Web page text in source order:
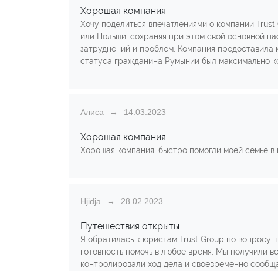
Хорошая компания
Хочу поделиться впечатлениями о компании
или Польши, сохраняя при этом свой основной
затруднений и проблем. Компания
статуса гражданина Румынии был максимально
Алиса 14.03.2023
Хорошая компания
Хорошая компания, быстро помогли моей семье
Hjidja 28.02.2023
Путешествия открыты
Я обратилась к юристам Trust Group по вопросу
готовность помочь в любое время. Мы получили
контролировали ход дела и своевременно